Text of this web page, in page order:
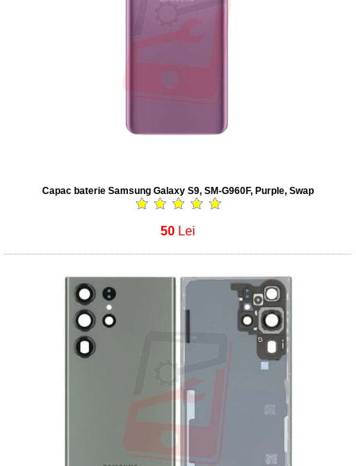
Capac baterie Samsung Galaxy S9, SM-G960F, Purple, Swap
50 Lei